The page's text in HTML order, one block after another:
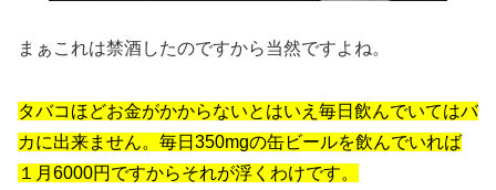
まぁこれは禁酒したのですから当然ですよね。
タバコほどお金がかからないとはいえ毎日飲んでいてはバ
カに出来ません。毎日350mgの缶ビールを飲んでいれば
１月6000円ですからそれが浮くわけです。